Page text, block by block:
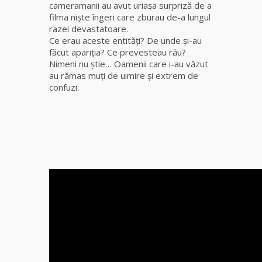
Tămăduitoarea
Cea mai
cameramanii au avut uriaşa surpriză de a
filma nişte îngeri care zburau de-a lungul
razei devastatoare.
Ce erau aceste entităţi? De unde şi-au
făcut apariţia? Ce prevesteau rău?
Nimeni nu ştie… Oamenii care i-au văzut
au rămas muţi de uimire şi extrem de
confuzi.